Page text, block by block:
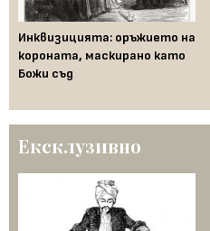
Инквизицията: оръжието на
короната, маскирано като
Божи съд
Ексклузивно